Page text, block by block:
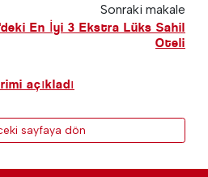
Sonraki makale
En İyi 3 Ekstra Lüks Sahil
Oteli
açıkladı
sayfaya dön